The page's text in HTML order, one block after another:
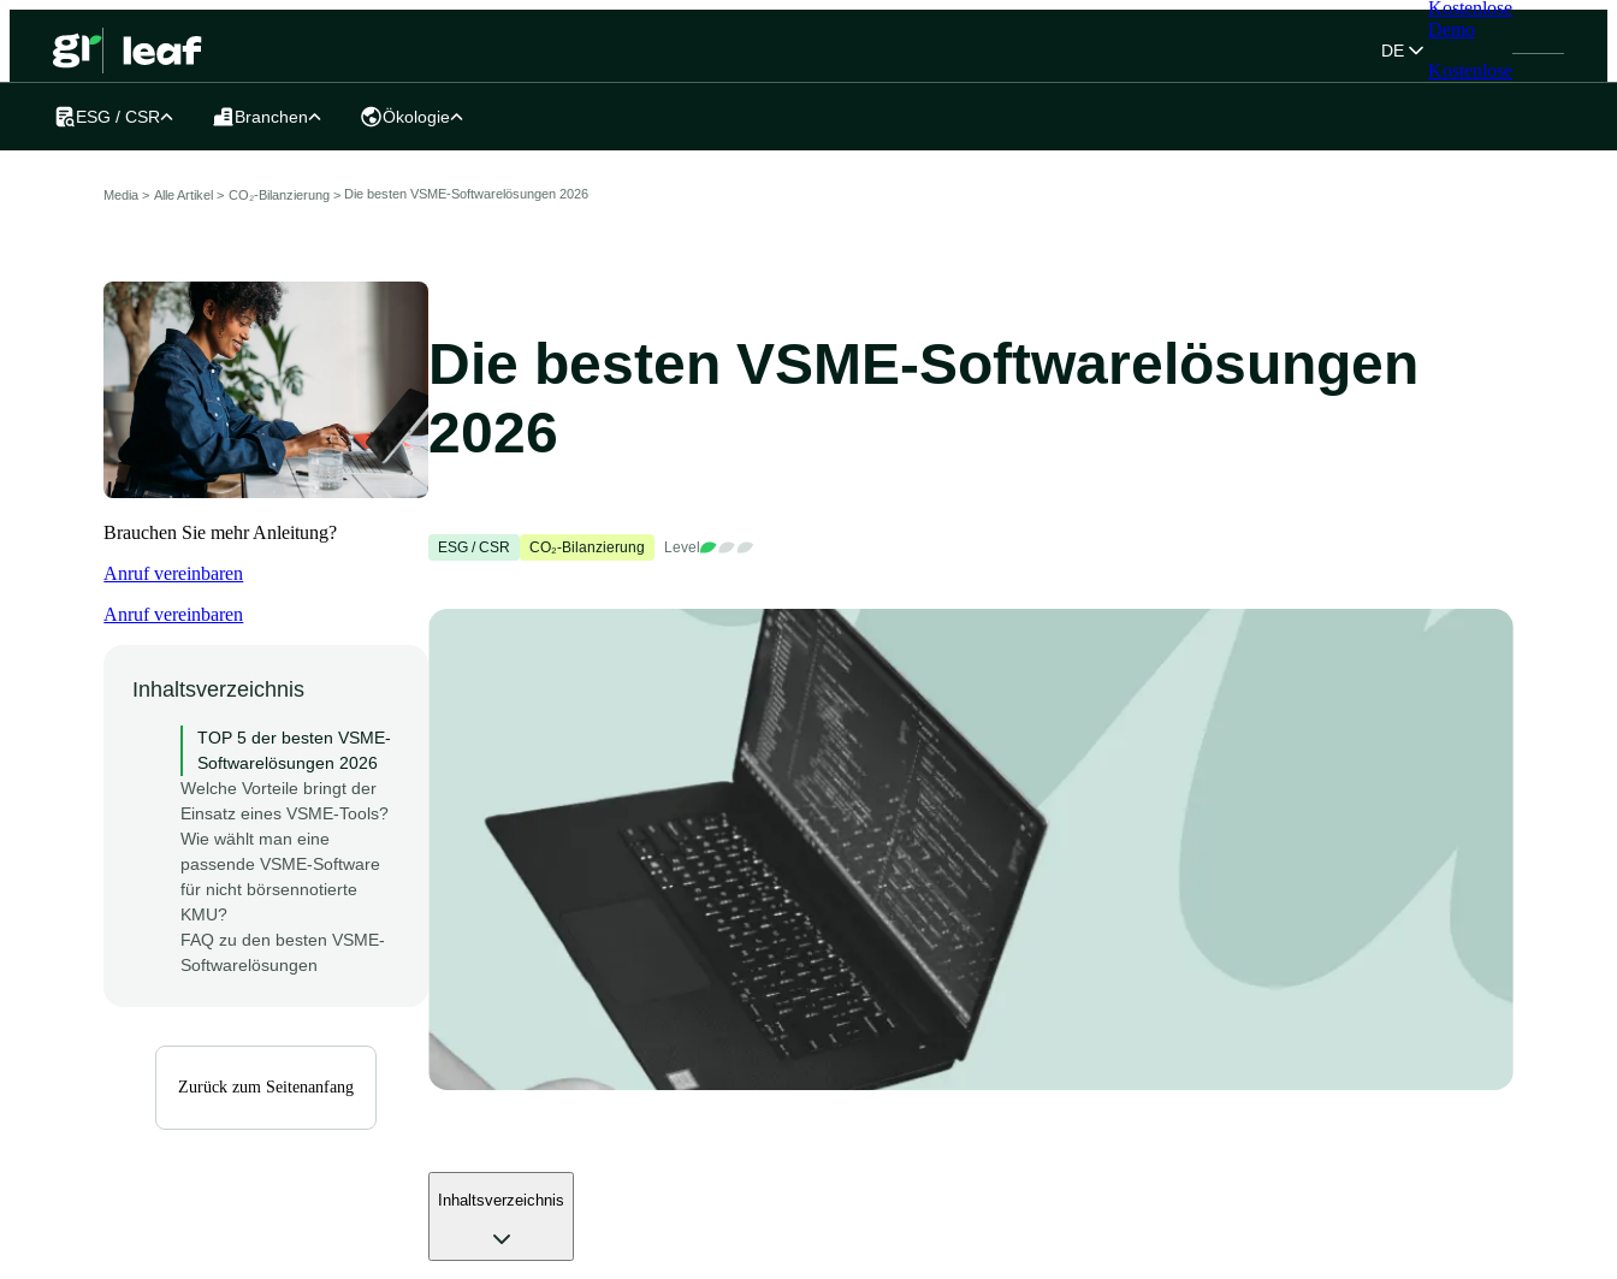
DE
Kostenlose
Demo
Kostenlose
ESG / CSR Branchen Ökologie
Media > Alle Artikel > CO₂-Bilanzierung > Die besten VSME-Softwarelösungen 2026
Brauchen Sie mehr Anleitung?
Anruf vereinbaren
Anruf vereinbaren
Inhaltsverzeichnis
TOP 5 der besten VSME-
Softwarelösungen 2026
Welche Vorteile bringt der
Einsatz eines VSME-Tools?
Wie wählt man eine
passende VSME-Software
für nicht börsennotierte
KMU?
FAQ zu den besten VSME-
Softwarelösungen
Zurück zum Seitenanfang
Die besten VSME-Softwarelösungen
2026
ESG / CSR CO₂-Bilanzierung Level
Inhaltsverzeichnis